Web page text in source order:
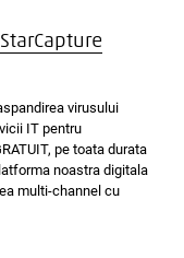
virusului
IT pentru
pe toata durata
noastra digitala
multi-channel cu